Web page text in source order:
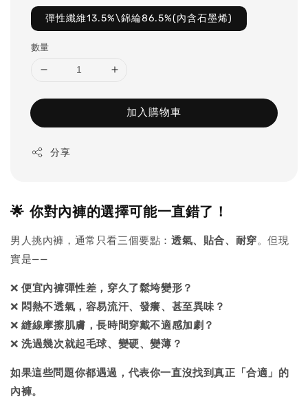
彈性纖維13.5%\錦綸86.5%(內含石墨烯)
數量
加入購物車
分享
🌟 你對內褲的選擇可能一直錯了！
男人挑內褲，通常只看三個要點： 透氣、貼合、耐穿。但現
實是——
❌便宜內褲彈性差，穿久了鬆垮變形？
❌ 悶熱不透氣，容易流汗、發癢、甚至異味？
❌縫線摩擦肌膚，長時間穿戴不適感加劇？
❌洗過幾次就起毛球、變硬、變薄？
如果這些問題你都遇過，代表你一直沒找到真正「合適」的
內褲。